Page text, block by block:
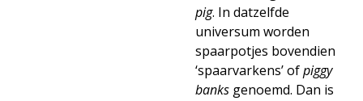
pig. In datzelfde
universum worden
spaarpotjes bovendien
‘spaarvarkens’ ofpiggy
banks genoemd. Dan is